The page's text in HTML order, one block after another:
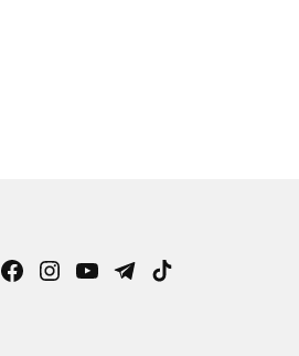
FacebookInstagram
YouTubeTelegram
TikTok